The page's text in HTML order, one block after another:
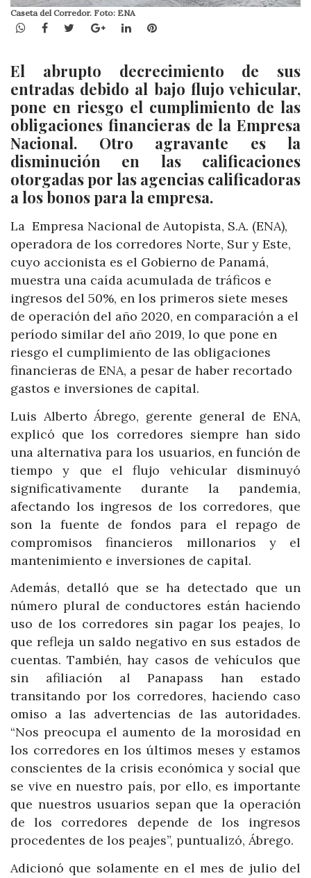
Caseta del Corredor. Foto: ENA
WhatsApp
Facebook
TwitterGoogle+LinkedInPinterest
El abrupto decrecimiento de sus
entradas debido al bajo flujo vehicular,
pone en riesgo el cumplimiento de las
obligaciones financieras de la Empresa
Nacional. Otro agravante es la
disminución en las calificaciones
otorgadas por las agencias calificadoras
a los bonos para la empresa.
La Empresa Nacional de Autopista, S.A. (ENA),
operadora de los corredores Norte, Sur y Este,
cuyo accionista es el Gobierno de Panamá,
muestra una caída acumulada de tráficos e
ingresos del 50%, en los primeros siete meses
de operación del año 2020, en comparación a el
período similar del año 2019, lo que pone en
riesgo el cumplimiento de las obligaciones
financieras de ENA, a pesar de haber recortado
gastos e inversiones de capital.
Luis Alberto Ábrego, gerente general de ENA,
explicó que los corredores siempre han sido
una alternativa para los usuarios, en función de
tiempo y que el flujo vehicular disminuyó
significativamente durante la pandemia,
afectando los ingresos de los corredores, que
son la fuente de fondos para el repago de
compromisos financieros millonarios y el
mantenimiento e inversiones de capital.
Además, detalló que se ha detectado que un
número plural de conductores están haciendo
uso de los corredores sin pagar los peajes, lo
que refleja un saldo negativo en sus estados de
cuentas. También, hay casos de vehículos que
sin afiliación al Panapass han estado
transitando por los corredores, haciendo caso
omiso a las advertencias de las autoridades.
“Nos preocupa el aumento de la morosidad en
los corredores en los últimos meses y estamos
conscientes de la crisis económica y social que
se vive en nuestro país, por ello, es importante
que nuestros usuarios sepan que la operación
de los corredores depende de los ingresos
procedentes de los peajes”, puntualizó, Ábrego.
Adicionó que solamente en el mes de julio del